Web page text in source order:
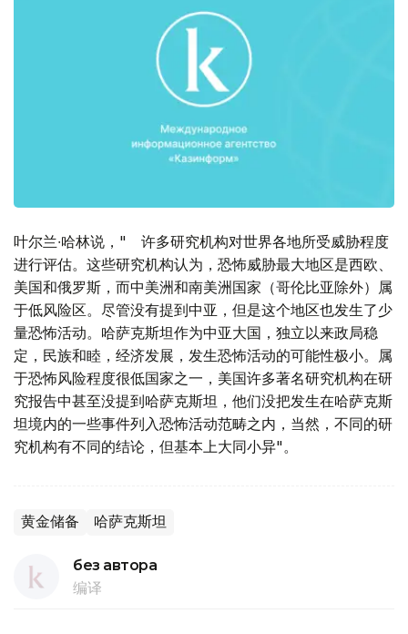
叶尔兰∙哈林说，" 许多研究机构对世界各地所受威胁程度
进行评估。这些研究机构认为，恐怖威胁最大地区是西欧、
美国和俄罗斯，而中美洲和南美洲国家（哥伦比亚除外）属
于低风险区。尽管没有提到中亚，但是这个地区也发生了少
量恐怖活动。哈萨克斯坦作为中亚大国，独立以来政局稳
定，民族和睦，经济发展，发生恐怖活动的可能性极小。属
于恐怖风险程度很低国家之一，美国许多著名研究机构在研
究报告中甚至没提到哈萨克斯坦，他们没把发生在哈萨克斯
坦境内的一些事件列入恐怖活动范畴之内，当然，不同的研
究机构有不同的结论，但基本上大同小异"。
黄金储备 哈萨克斯坦
без автора
编译